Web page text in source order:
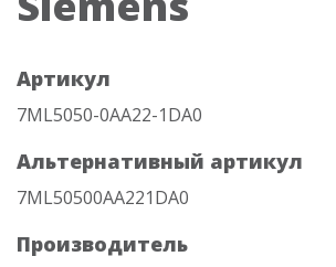
Артикул
7ML5050-0AA22-1DA0
Альтернативный артикул
7ML50500AA221DA0
Производитель